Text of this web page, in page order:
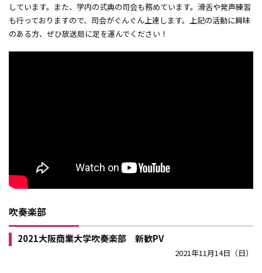
しています。また、学内の式典の司会も務めています。滑舌や発声練習
も行っておりますので、司会がぐんぐん上達します。上記の活動に興味
のある方、ぜひ放送局に足を運んでください！
吹奏楽部
2021大阪商業大学吹奏楽部 新歓PV
2021年11月14日（日）